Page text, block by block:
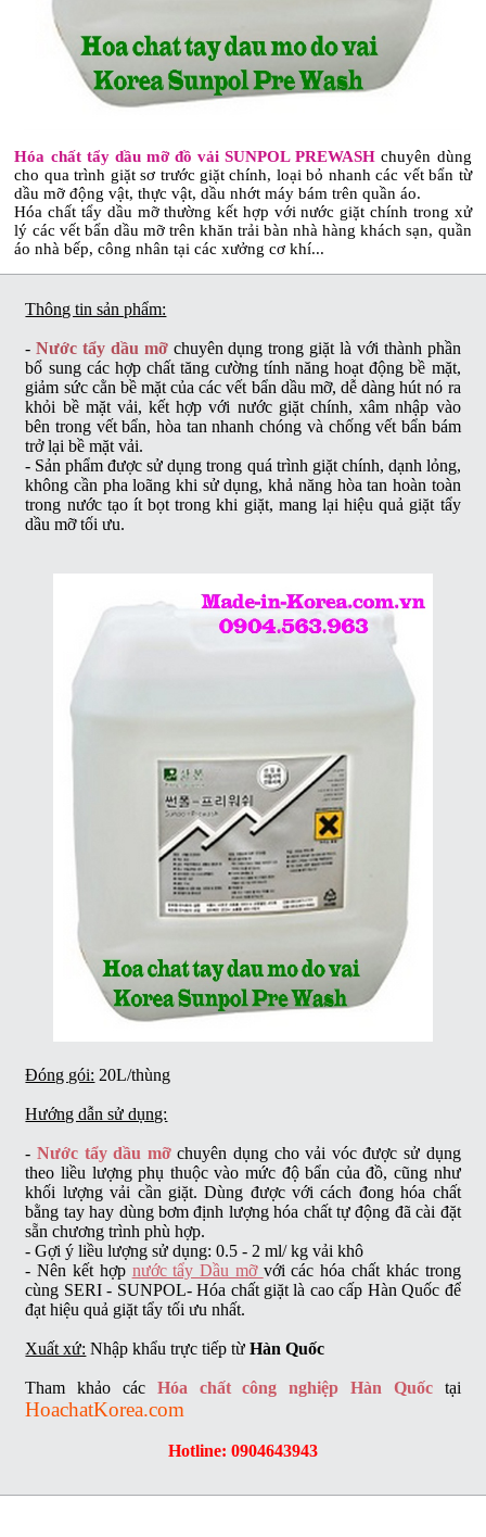
Hóa chất tẩy dầu mỡ đồ vải SUNPOL PREWASH chuyên dùng
cho qua trình giặt sơ trước giặt chính, loại bỏ nhanh các vết bẩn từ
dầu mỡ động vật, thực vật, dầu nhớt máy bám trên quần áo.
Hóa chất tẩy dầu mỡ thường kết hợp với nước giặt chính trong xử
lý các vết bẩn dầu mỡ trên khăn trải bàn nhà hàng khách sạn, quần
áo nhà bếp, công nhân tại các xưởng cơ khí...
Thông tin sản phẩm:
-Nước tẩy dầu mỡ chuyên dụng trong giặt là với thành phần
bổ sung các hợp chất tăng cường tính năng hoạt động bề mặt,
giảm sức cằn bề mặt của các vết bẩn dầu mỡ, dễ dàng hút nó ra
khỏi bề mặt vải, kết hợp với nước giặt chính, xâm nhập vào
bên trong vết bẩn, hòa tan nhanh chóng và chống vết bẩn bám
trở lại bề mặt vải.
- Sản phẩm được sử dụng trong quá trình giặt chính, dạnh lỏng,
không cần pha loãng khi sử dụng, khả năng hòa tan hoàn toàn
trong nước tạo ít bọt trong khi giặt, mang lại hiệu quả giặt tẩy
dầu mỡ tối ưu.
Đóng gói: 20L/thùng
Hướng dẫn sử dụng:
-Nước tẩy dầu mỡchuyên dụng cho vải vóc được sử dụng
theo liều lượng phụ thuộc vào mức độ bẩn của đồ, cũng như
khối lượng vải cần giặt. Dùng được với cách đong hóa chất
bằng tay hay dùng bơm định lượng hóa chất tự động đã cài đặt
sẵn chương trình phù hợp.
- Gợi ý liều lượng sử dụng:0.5 - 2 ml/ kg vải khô
- Nên kết hợp nước tẩy Dầu mỡ với các hóa chất khác trong
cùng SERI - SUNPOL- Hóa chất giặt là cao cấp Hàn Quốc để
đạt hiệu quả giặt tẩy tối ưu nhất.
Xuất xứ: Nhập khẩu trực tiếp từHàn Quốc
Tham khảo các Hóa chất công nghiệp Hàn Quốctại
HoachatKorea.com
Hotline: 0904643943